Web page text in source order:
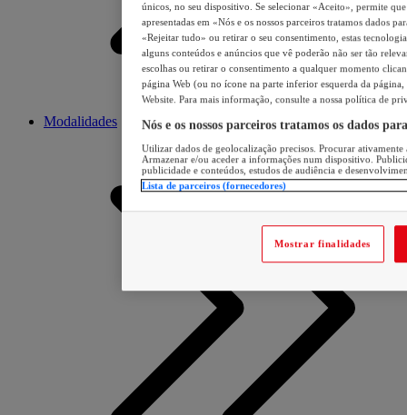
Modalidades
únicos, no seu dispositivo. Se selecionar «Aceito», permite
apresentadas em «Nós e os nossos parceiros tratamos dados
«Rejeitar tudo» ou retirar o seu consentimento, estas
alguns conteúdos e anúncios que vê poderão não ser tão
escolhas ou retirar o consentimento a qualquer momento
página Web (ou no ícone na parte inferior esquerda da página,
Website. Para mais informação, consulte a nossa política de
Nós e os nossos parceiros tratamos os dados
Utilizar dados de geolocalização precisos. Procurar
Armazenar e/ou aceder a informações num dispositivo.
publicidade e conteúdos, estudos de audiência e
Lista de parceiros (fornecedores)
Mostrar finalidades